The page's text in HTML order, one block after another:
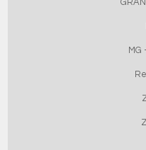
MG